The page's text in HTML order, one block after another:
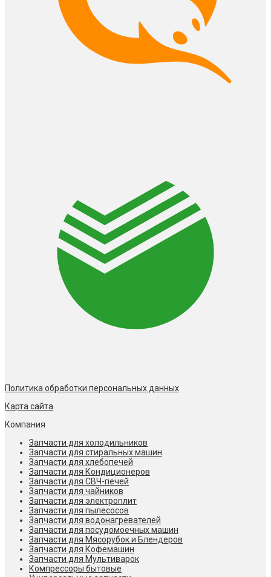
Политика обработки персональных данных
Карта сайта
Компания
Запчасти для холодильников
Запчасти для стиральных машин
Запчасти для хлебопечей
Запчасти для Кондиционеров
Запчасти для СВЧ-печей
Запчасти для чайников
Запчасти для электроплит
Запчасти для пылесосов
Запчасти для водонагревателей
Запчасти для посудомоечных машин
Запчасти для Мясорубок и Блендеров
Запчасти для Кофемашин
Запчасти для Мультиварок
Компрессоры бытовые